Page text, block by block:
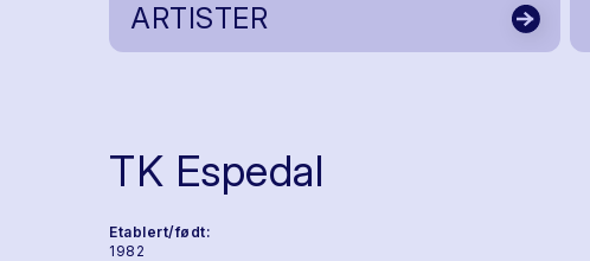
ARTISTER
TK Espedal
Etablert/født:
1982